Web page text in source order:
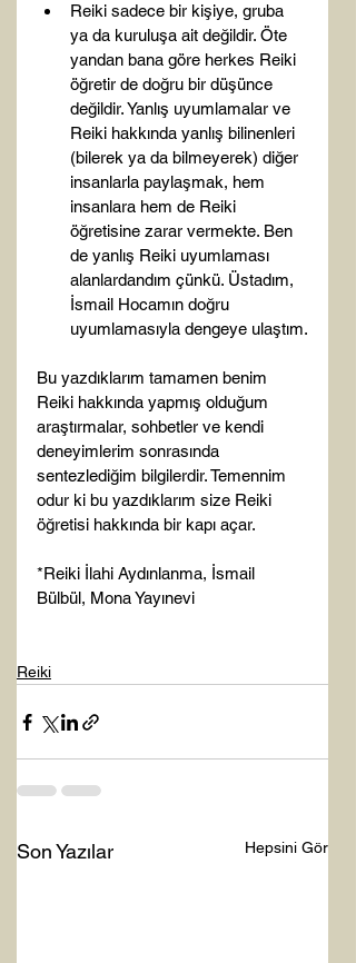
Reiki sadece bir kişiye, gruba
ya da kuruluşa ait değildir. Öte
yandan bana göre herkes Reiki
öğretir de doğru bir düşünce
değildir. Yanlış uyumlamalar ve
Reiki hakkında yanlış bilinenleri
(bilerek ya da bilmeyerek) diğer
insanlarla paylaşmak, hem
insanlara hem de Reiki
öğretisine zarar vermekte. Ben
de yanlış Reiki uyumlaması
alanlardandım çünkü. Üstadım,
İsmail Hocamın doğru
uyumlamasıyla dengeye ulaştım.
Bu yazdıklarım tamamen benim
Reiki hakkında yapmış olduğum
araştırmalar, sohbetler ve kendi
deneyimlerim sonrasında
sentezlediğim bilgilerdir. Temennim
odur ki bu yazdıklarım size Reiki
öğretisi hakkında bir kapı açar.
*Reiki İlahi Aydınlanma, İsmail
Bülbül, Mona Yayınevi
Reiki
Son Yazılar Hepsini Gör